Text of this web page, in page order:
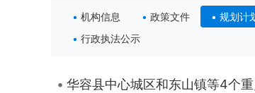
机构信息 政策文件 规划计
行政执法公示
华容县中心城区和东山镇等4个